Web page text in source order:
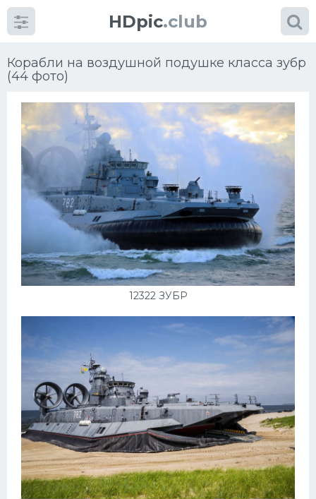
HDpic.club
Корабли на воздушной подушке класса зубр
(44 фото)
12322 ЗУБР
Категории
Разное
Красивые фото машин
УРАЛ
Ниссан
Пежо
Гараж
Русские авто
Вольво
БМВ
МАЗ